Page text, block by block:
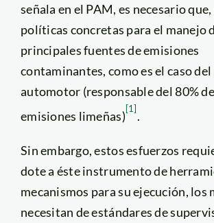
señala en el PAM, es necesario
políticas concretas para el manejo
principales fuentes de emisiones
contaminantes, como es el caso
automotor (responsable del 80%
emisiones limeñas) [1] .
Sin embargo, estos esfuerzos
dote a éste instrumento de
mecanismos para su ejecución, los
necesitan de estándares de